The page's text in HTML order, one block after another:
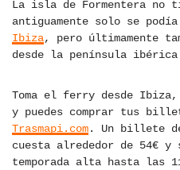
La isla de Formentera no
antiguamente solo se
Ibiza, pero últimamente
desde la península
Toma el ferry desde
y puedes comprar tus
Trasmapi.com. Un billete
cuesta alrededor de 54€ y
temporada alta hasta las